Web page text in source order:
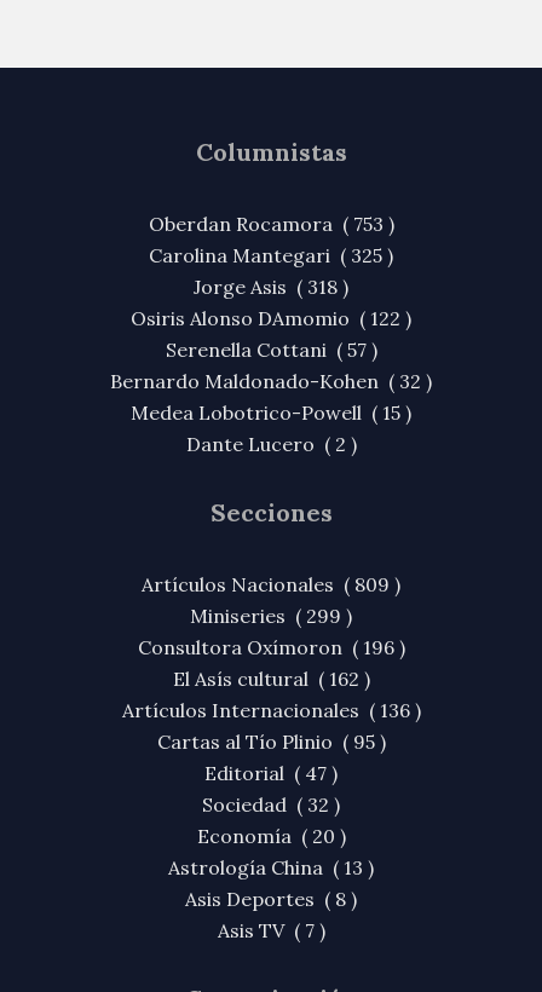
Columnistas
Oberdan Rocamora ( 753 )
Carolina Mantegari ( 325 )
Jorge Asis ( 318 )
Osiris Alonso DAmomio ( 122 )
Serenella Cottani ( 57 )
Bernardo Maldonado-Kohen ( 32 )
Medea Lobotrico-Powell ( 15 )
Dante Lucero ( 2 )
Secciones
Artículos Nacionales ( 809 )
Miniseries ( 299 )
Consultora Oxímoron ( 196 )
El Asís cultural ( 162 )
Artículos Internacionales ( 136 )
Cartas al Tío Plinio ( 95 )
Editorial ( 47 )
Sociedad ( 32 )
Economía ( 20 )
Astrología China ( 13 )
Asis Deportes ( 8 )
Asis TV ( 7 )